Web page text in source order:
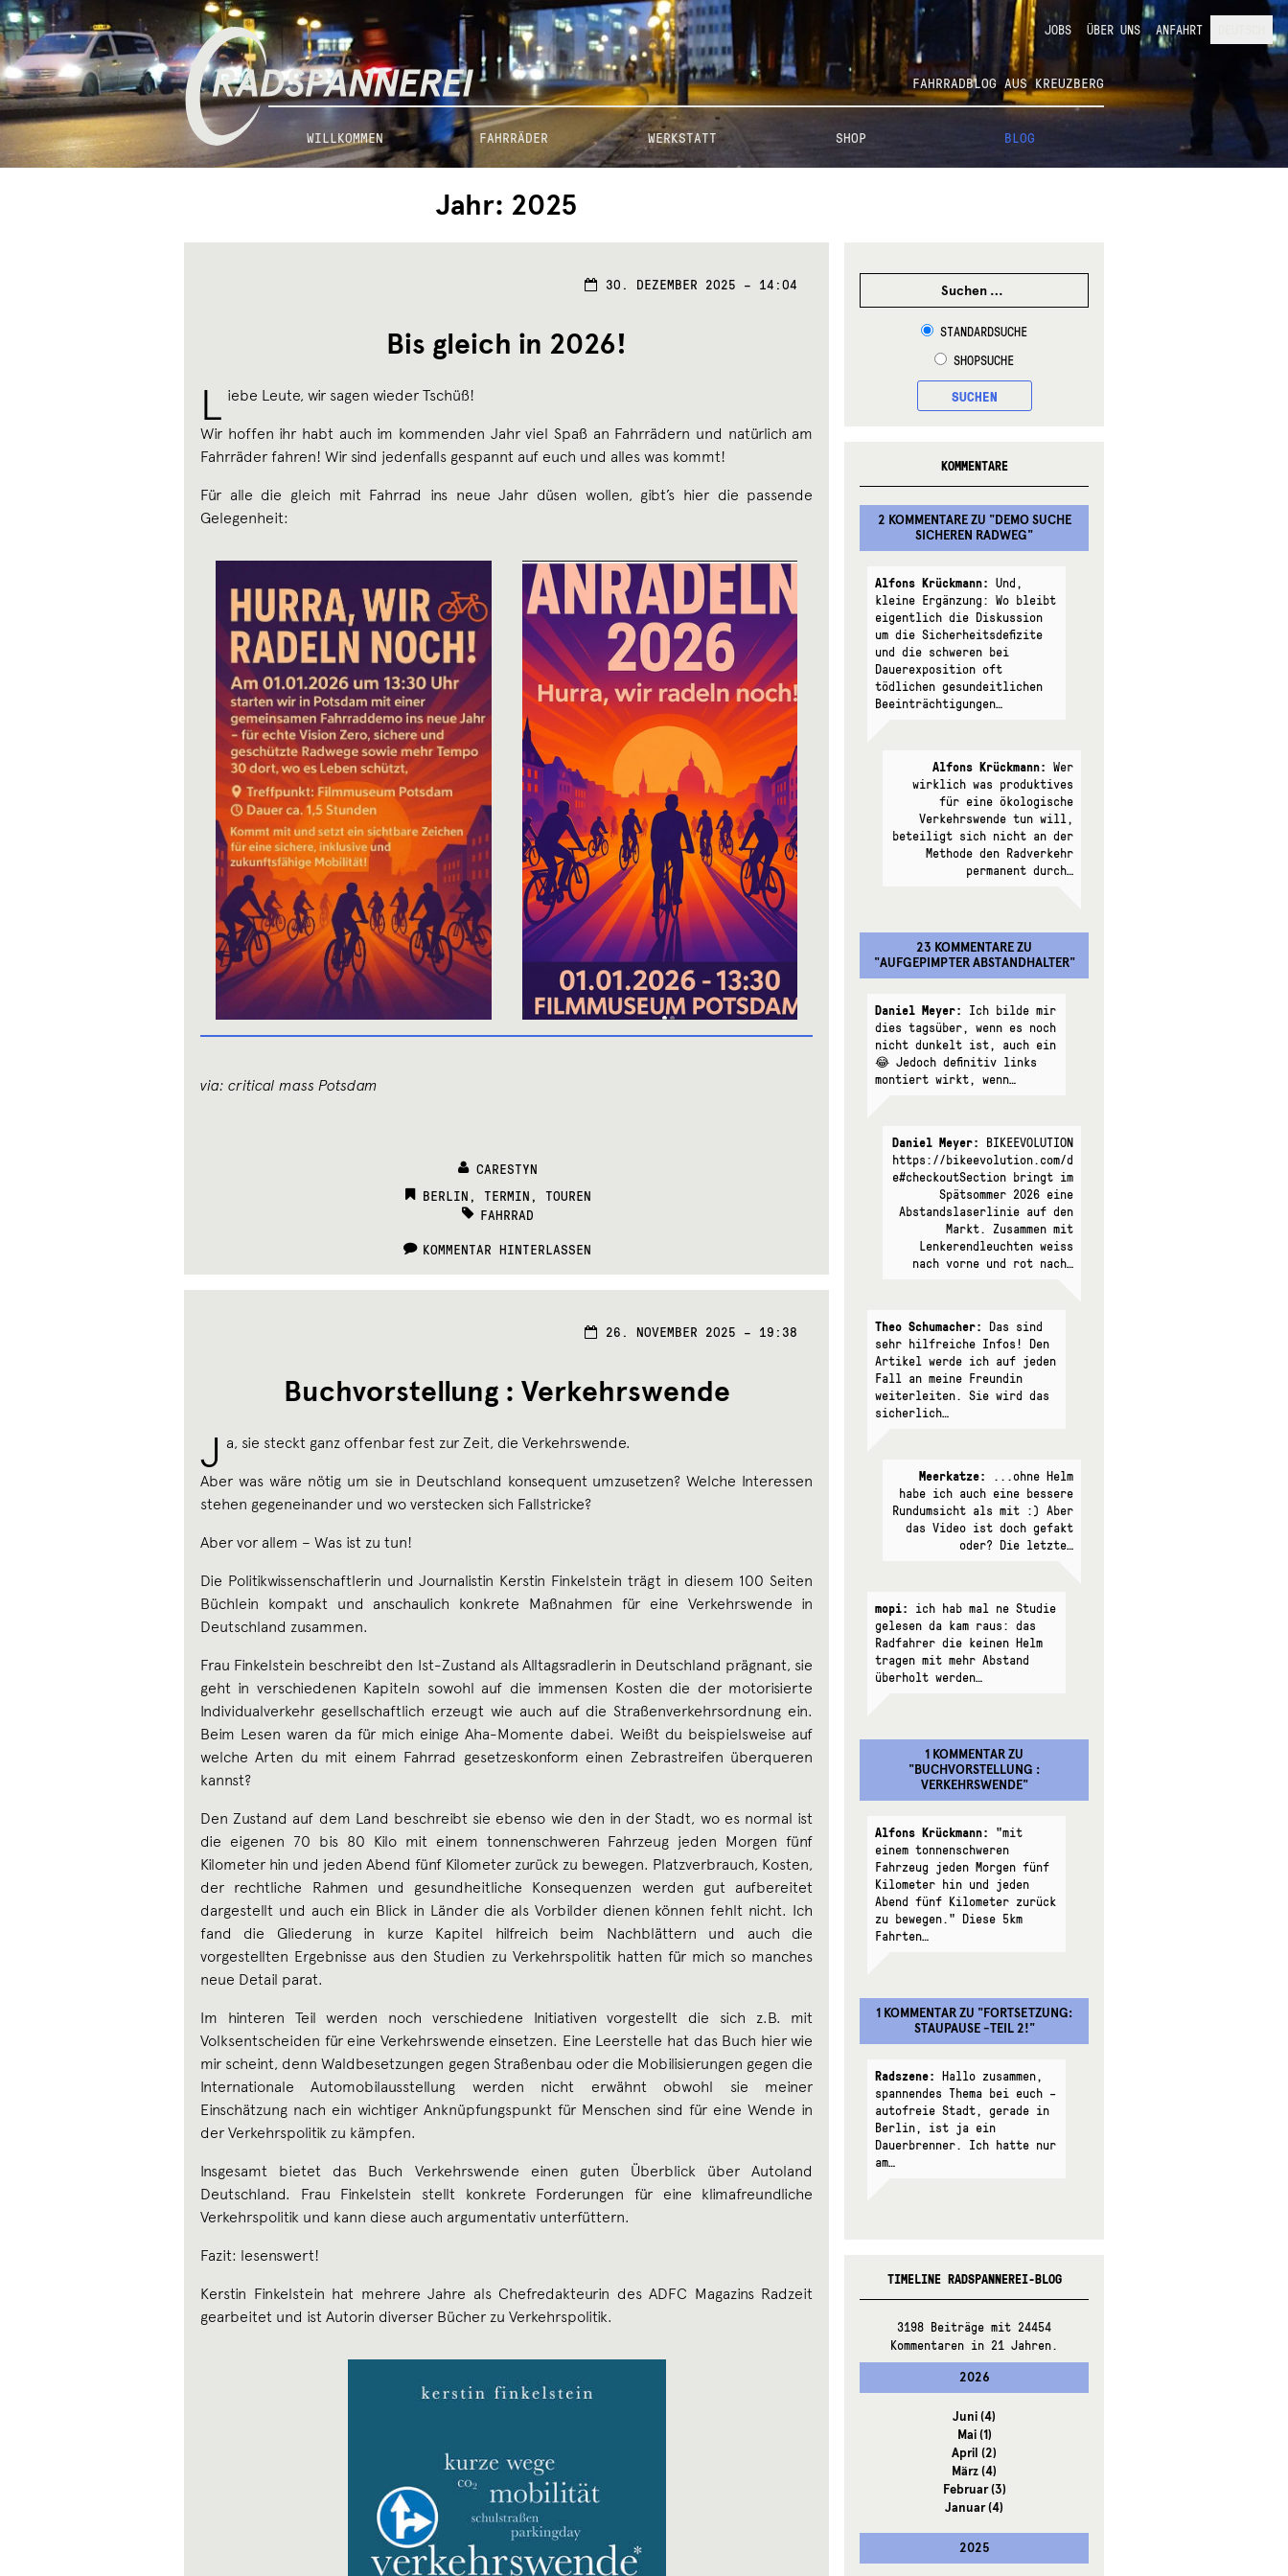
Zur
Navigation
springen
Zum
Inhalt
springen
Radspannerei
FAHRRADBLOG AUS KREUZBERG
JOBS ÜBER UNS ANFAHRT
WILLKOMMEN FAHRRÄDER WERKSTATT SHOP BLOG
Jahr: 2025
30. DEZEMBER 2025 – 14:04
Bis gleich in 2026!
L iebe Leute, wir sagen wieder Tschüß!
Wir hoffen ihr habt auch im kommenden Jahr viel Spaß an Fahrrädern und natürlich am
Fahrräder fahren! Wir sind jedenfalls gespannt auf euch und alles was kommt!
Für alle die gleich mit Fahrrad ins neue Jahr düsen wollen, gibt’s hier die passende
Gelegenheit:
via: critical mass Potsdam
CARESTYN
CATEGORIES:
BERLIN , TERMIN , TOUREN
TAGS:
FAHRRAD
KOMMENTAR HINTERLASSEN
26. NOVEMBER 2025 – 19:38
Buchvorstellung : Verkehrswende
J a, sie steckt ganz offenbar fest zur Zeit, die Verkehrswende.
Aber was wäre nötig um sie in Deutschland konsequent umzusetzen? Welche Interessen
stehen gegeneinander und wo verstecken sich Fallstricke?
Aber vor allem – Was ist zu tun!
Die Politikwissenschaftlerin und Journalistin Kerstin Finkelstein trägt in diesem 100 Seiten
Büchlein kompakt und anschaulich konkrete Maßnahmen für eine Verkehrswende in
Deutschland zusammen.
Frau Finkelstein beschreibt den Ist-Zustand als Alltagsradlerin in Deutschland prägnant, sie
geht in verschiedenen Kapiteln sowohl auf die immensen Kosten die der motorisierte
Individualverkehr gesellschaftlich erzeugt wie auch auf die Straßenverkehrsordnung ein.
Beim Lesen waren da für mich einige Aha-Momente dabei. Weißt du beispielsweise auf
welche Arten du mit einem Fahrrad gesetzeskonform einen Zebrastreifen überqueren
kannst?
Den Zustand auf dem Land beschreibt sie ebenso wie den in der Stadt, wo es normal ist
die eigenen 70 bis 80 Kilo mit einem tonnenschweren Fahrzeug jeden Morgen fünf
Kilometer hin und jeden Abend fünf Kilometer zurück zu bewegen. Platzverbrauch, Kosten,
der rechtliche Rahmen und gesundheitliche Konsequenzen werden gut aufbereitet
dargestellt und auch ein Blick in Länder die als Vorbilder dienen können fehlt nicht. Ich
fand die Gliederung in kurze Kapitel hilfreich beim Nachblättern und auch die
vorgestellten Ergebnisse aus den Studien zu Verkehrspolitik hatten für mich so manches
neue Detail parat.
Im hinteren Teil werden noch verschiedene Initiativen vorgestellt die sich z.B. mit
Volksentscheiden für eine Verkehrswende einsetzen. Eine Leerstelle hat das Buch hier wie
mir scheint, denn Waldbesetzungen gegen Straßenbau oder die Mobilisierungen gegen die
Internationale Automobilausstellung werden nicht erwähnt obwohl sie meiner
Einschätzung nach ein wichtiger Anknüpfungspunkt für Menschen sind für eine Wende in
der Verkehrspolitik zu kämpfen.
Insgesamt bietet das Buch Verkehrswende einen guten Überblick über Autoland
Deutschland. Frau Finkelstein stellt konkrete Forderungen für eine klimafreundliche
Verkehrspolitik und kann diese auch argumentativ unterfüttern.
Fazit: lesenswert!
Kerstin Finkelstein hat mehrere Jahre als Chefredakteurin des ADFC Magazins Radzeit
gearbeitet und ist Autorin diverser Bücher zu Verkehrspolitik.
STANDARDSUCHE
SHOPSUCHE
SUCHEN
KOMMENTARE
2 KOMMENTAREZU "DEMO SUCHE
SICHEREN RADWEG"
Alfons Krückmann: Und,
kleine Ergänzung: Wo bleibt
eigentlich die Diskussion
um die Sicherheitsdefizite
und die schweren bei
Dauerexposition oft
tödlichen gesundeitlichen
Beeinträchtigungen…
Alfons Krückmann: Wer
wirklich was produktives
für eine ökologische
Verkehrswende tun will,
beteiligt sich nicht an der
Methode den Radverkehr
permanent durch…
23 KOMMENTAREZU
"AUFGEPIMPTER ABSTANDHALTER"
Daniel Meyer: Ich bilde mir
dies tagsüber, wenn es noch
nicht dunkelt ist, auch ein
😂 Jedoch definitiv links
montiert wirkt, wenn…
Daniel Meyer: BIKEEVOLUTION
https://bikeevolution.com/d
e#checkoutSection bringt im
Spätsommer 2026 eine
Abstandslaserlinie auf den
Markt. Zusammen mit
Lenkerendleuchten weiss
nach vorne und rot nach…
Theo Schumacher: Das sind
sehr hilfreiche Infos! Den
Artikel werde ich auf jeden
Fall an meine Freundin
weiterleiten. Sie wird das
sicherlich…
Meerkatze:
...ohne Helm
habe ich auch eine bessere
Rundumsicht als mit :) Aber
das Video ist doch gefakt
oder? Die letzte…
mopi: ich hab mal ne Studie
gelesen da kam raus: das
Radfahrer die keinen Helm
tragen mit mehr Abstand
überholt werden…
1 KOMMENTARZU
"BUCHVORSTELLUNG :
VERKEHRSWENDE"
Alfons Krückmann: "mit
einem tonnenschweren
Fahrzeug jeden Morgen fünf
Kilometer hin und jeden
Abend fünf Kilometer zurück
zu bewegen." Diese 5km
Fahrten…
1 KOMMENTARZU "FORTSETZUNG:
STAUPAUSE -TEIL 2!"
Radszene: Hallo zusammen,
spannendes Thema bei euch –
autofreie Stadt, gerade in
Berlin, ist ja ein
Dauerbrenner. Ich hatte nur
am…
TIMELINE RADSPANNEREI-BLOG
3198 Beiträge mit 24454
Kommentaren in 21 Jahren.
2026
Juni(4)
Mai(1)
April (2)
März(4)
Februar(3)
Januar(4)
2025